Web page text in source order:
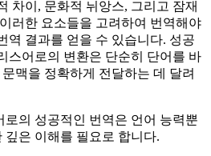
차이, 문화적 뉘앙스, 그리고 잠재
러한 요소들을 고려하여 번역해야
역 결과를 얻을 수 있습니다. 성공
스어로의 변환은 단순히 단어를 바
맥을 정확하게 전달하는 데 달려
의 성공적인 번역은 언어 능력뿐
깊은 이해를 필요로 합니다.